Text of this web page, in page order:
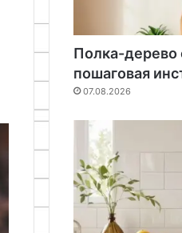
Полка-дерево
пошаговая
07.08.2026